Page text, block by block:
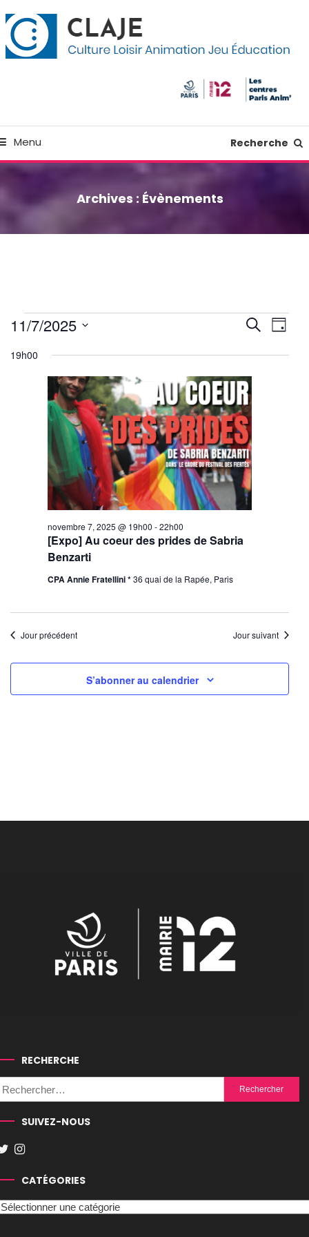
Menu Recherche
Archives : Évènements
Évènements
novembre
et
de
vues
Recherche
de
Jour
11/7/2025
une
19h00
[Expo] Au coeur des prides de Sabria
Benzarti
novembre 7, 2025 @ 19h00 -22h00
CPA Annie Fratellini *36 quai de la Rapée, Paris
Jour précédent Jour suivant
S’abonner au calendrier
RECHERCHE
Rechercher :
SUIVEZ-NOUS
CATÉGORIES